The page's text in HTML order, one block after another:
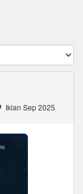
Iklan Sep 2025